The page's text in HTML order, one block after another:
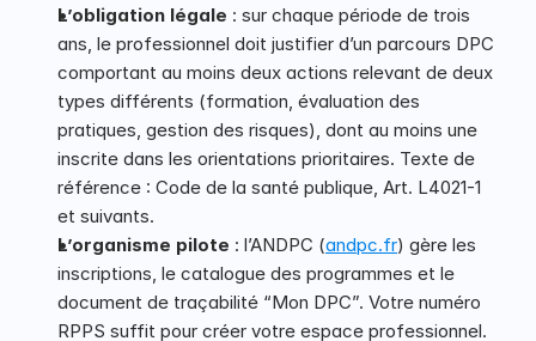
L’obligation légale : sur chaque période de trois
ans, le professionnel doit justifier d’un parcours DPC
comportant au moins deux actions relevant de deux
types différents (formation, évaluation des
pratiques, gestion des risques), dont au moins une
inscrite dans les orientations prioritaires. Texte de
référence : Code de la santé publique, Art. L4021-1
et suivants.
L’organisme pilote : l’ANDPC (andpc.fr) gère les
inscriptions, le catalogue des programmes et le
document de traçabilité “Mon DPC”. Votre numéro
RPPS suffit pour créer votre espace professionnel.